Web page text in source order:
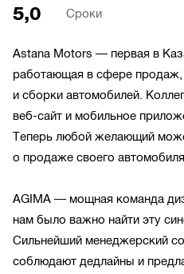
5,0 Сроки
Astana Motors — первая в
работающая в сфере продаж,
и сборки автомобилей.
веб-сайт и мобильное
Теперь любой желающий
о продаже своего автомобиля.
AGIMA — мощная команда
нам было важно найти эту
Сильнейший менеджерский
соблюдают дедлайны и